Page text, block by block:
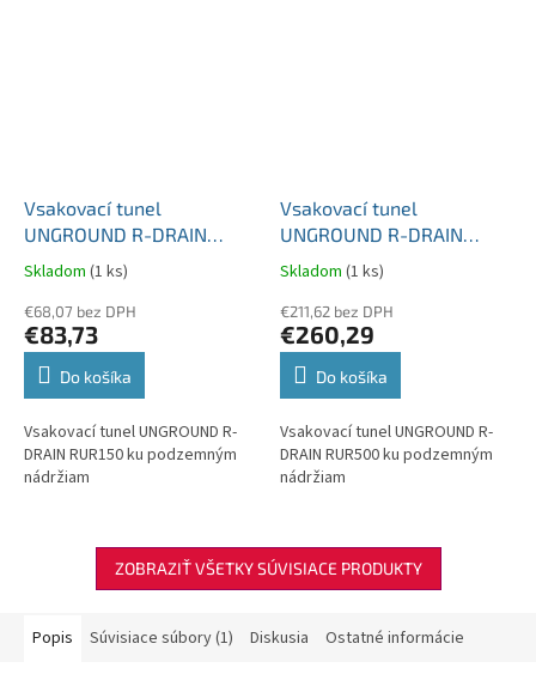
Vsakovací tunel
UNGROUND R-DRAIN
RUR150 ku podzemným
nádržiam 150 litrov
Skladom (1 ks)
€68,07 bez DPH
€83,73
Do košíka
Vsakovací tunel UNGROUND R-
DRAIN RUR150 ku podzemným
nádržiam
Vsakovací tunel
UNGROUND R-DRAIN
RUR500 ku podzemným
nádržiam 500 litrov
Skladom (1 ks)
€211,62 bez DPH
€260,29
Do košíka
Vsakovací tunel UNGROUND R-
DRAIN RUR500 ku podzemným
nádržiam
ZOBRAZIŤ VŠETKY SÚVISIACE PRODUKTY
Popis Súvisiace súbory (1) Diskusia Ostatné informácie